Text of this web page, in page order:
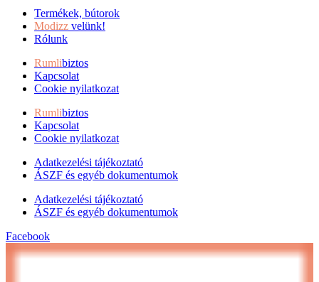
Termékek, bútorok
Modizz velünk!
Rólunk
Rumlibiztos
Kapcsolat
Cookie nyilatkozat
Rumlibiztos
Kapcsolat
Cookie nyilatkozat
Adatkezelési tájékoztató
ÁSZF és egyéb dokumentumok
Adatkezelési tájékoztató
ÁSZF és egyéb dokumentumok
Facebook